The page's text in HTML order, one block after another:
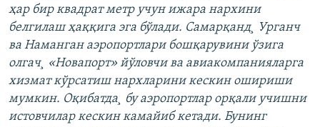
ҳар бир квадрат метр учун ижара нархини
белгилаш ҳаққига эга бўлади. Самарқанд¸ Урганч
ва Наманган аэропортлари бошқарувини ўзига
олгач¸ «Новапорт» йўловчи ва авиакомпанияларга
хизмат кўрсатиш нархларини кескин ошириши
мумкин. Оқибатда¸ бу аэропортлар орқали учишни
истовчилар кескин камайиб кетади. Бунинг